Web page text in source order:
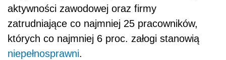
aktywności zawodowej oraz firmy
zatrudniające co najmniej 25 pracowników,
których co najmniej 6 proc. załogi stanowią
niepełnosprawni.